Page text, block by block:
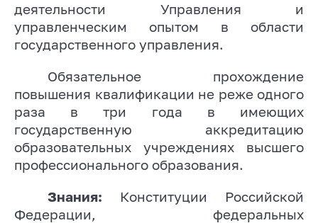
деятельности Управления и
управленческим опытом в области
государственного управления.
Обязательное прохождение
повышения квалификации не реже одного
раза в три года в имеющих
государственную аккредитацию
образовательных учреждениях высшего
профессионального образования.
Знания: Конституции Российской
Федерации, федеральных